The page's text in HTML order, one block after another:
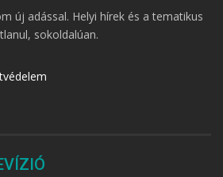
új adással. Helyi hírek és a tematikus
sokoldalúan.